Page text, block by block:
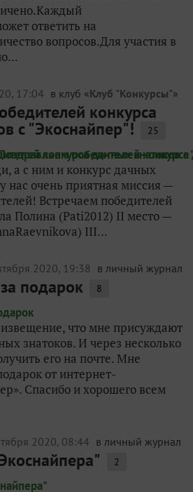
ответить на
вопросов.Для участия в
17:04 в клуб «Клуб "Конкурсы"»
конкурса
с "Экоснайпер"! 25
а с ним и конкурс дачных
нас очень приятная миссия —
Встречаем победителей
Полина (Pati2012) II место —
III...
2020, 19:38 в личный журнал
подарок 8
что мне присуждают
знатоков. И через несколько
его на почте. Мне
от интернет-
Спасибо и хорошего всем
2020, 08:44 в личный журнал
2